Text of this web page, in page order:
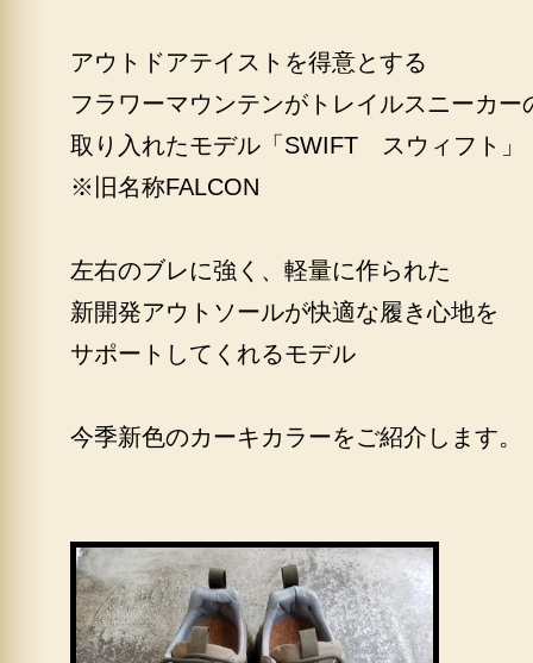
アウトドアテイストを得意とする
フラワーマウンテンがトレイルスニーカー
取り入れたモデル「SWIFT スウィフト」
※旧名称FALCON
左右のブレに強く、軽量に作られた
新開発アウトソールが快適な履き心地を
サポートしてくれるモデル
今季新色のカーキカラーをご紹介します。